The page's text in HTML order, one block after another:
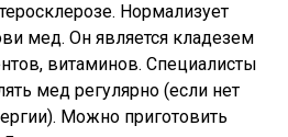
Нормализует
мед. Он является кладезем
витаминов. Специалисты
мед регулярно (если нет
Можно приготовить